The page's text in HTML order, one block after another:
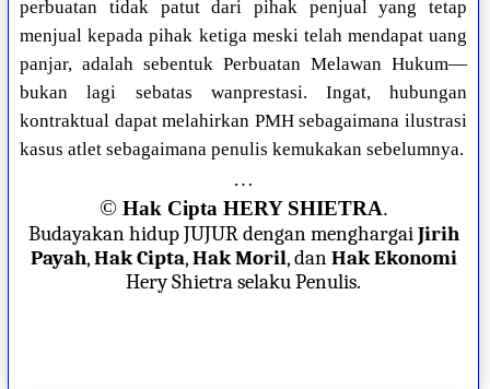
perbuatan tidak patut dari pihak penjual yang tetap
menjual kepada pihak ketiga meski telah mendapat uang
panjar, adalah sebentuk Perbuatan Melawan Hukum—
bukan lagi sebatas wanprestasi. Ingat, hubungan
kontraktual dapat melahirkan PMH sebagaimana ilustrasi
kasus atlet sebagaimana penulis kemukakan sebelumnya.
…
© Hak Cipta HERY SHIETRA.
Budayakan hidup JUJUR dengan menghargaiJirih
Payah,Hak Cipta,Hak Moril, danHak Ekonomi
Hery Shietra selaku Penulis.